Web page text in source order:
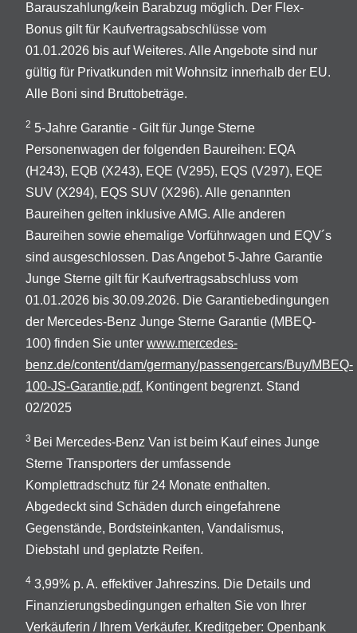
Barauszahlung/kein Barabzug möglich. Der Flex-
Bonus gilt für Kaufvertragsabschlüsse vom
01.01.2026 bis auf Weiteres. Alle Angebote sind nur
gültig für Privatkunden mit Wohnsitz innerhalb der EU.
Alle Boni sind Bruttobeträge.
2 5-Jahre Garantie - Gilt für Junge Sterne
Personenwagen der folgenden Baureihen: EQA
(H243), EQB (X243), EQE (V295), EQS (V297), EQE
SUV (X294), EQS SUV (X296). Alle genannten
Baureihen gelten inklusive AMG. Alle anderen
Baureihen sowie ehemalige Vorführwagen und EQV´s
sind ausgeschlossen. Das Angebot 5-Jahre Garantie
Junge Sterne gilt für Kaufvertragsabschluss vom
01.01.2026 bis 30.09.2026. Die Garantiebedingungen
der Mercedes-Benz Junge Sterne Garantie (MBEQ-
100) finden Sie unter www.mercedes-
benz.de/content/dam/germany/passengercars/Buy/MBEQ-
100-JS-Garantie.pdf. Kontingent begrenzt. Stand
02/2025
3 Bei Mercedes-Benz Van ist beim Kauf eines Junge
Sterne Transporters der umfassende
Komplettradschutz für 24 Monate enthalten.
Abgedeckt sind Schäden durch eingefahrene
Gegenstände, Bordsteinkanten, Vandalismus,
Diebstahl und geplatzte Reifen.
4 3,99% p. A. effektiver Jahreszins. Die Details und
Finanzierungsbedingungen erhalten Sie von Ihrer
Verkäuferin / Ihrem Verkäufer. Kreditgeber: Openbank